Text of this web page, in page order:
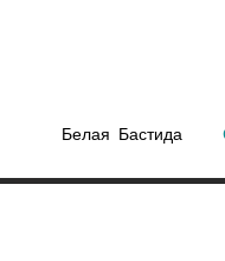
Белая Бастида